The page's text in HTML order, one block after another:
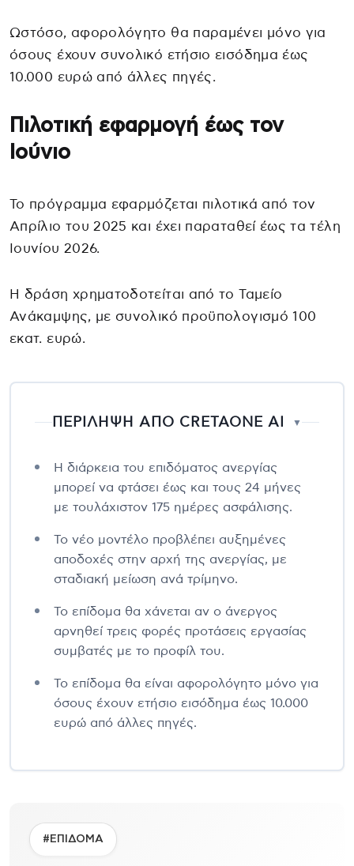
Ωστόσο, αφορολόγητο θα παραμένει μόνο για
όσους έχουν συνολικό ετήσιο εισόδημα έως
10.000 ευρώ από άλλες πηγές.
Πιλοτική εφαρμογή έως τον
Ιούνιο
Το πρόγραμμα εφαρμόζεται πιλοτικά από τον
Απρίλιο του 2025 και έχει παραταθεί έως τα τέλη
Ιουνίου 2026.
Η δράση χρηματοδοτείται από το Ταμείο
Ανάκαμψης, με συνολικό προϋπολογισμό 100
εκατ. ευρώ.
ΠΕΡΙΛΗΨΗ ΑΠΟ CRETAONE AI ▼
Η διάρκεια του επιδόματος ανεργίας
μπορεί να φτάσει έως και τους 24 μήνες
με τουλάχιστον 175 ημέρες ασφάλισης.
Το νέο μοντέλο προβλέπει αυξημένες
αποδοχές στην αρχή της ανεργίας, με
σταδιακή μείωση ανά τρίμηνο.
Το επίδομα θα χάνεται αν ο άνεργος
αρνηθεί τρεις φορές προτάσεις εργασίας
συμβατές με το προφίλ του.
Το επίδομα θα είναι αφορολόγητο μόνο για
όσους έχουν ετήσιο εισόδημα έως 10.000
ευρώ από άλλες πηγές.
#ΕΠΙΔΟΜΑ